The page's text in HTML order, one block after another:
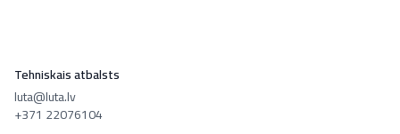
Tehniskais atbalsts
luta@luta.lv
+371 22076104